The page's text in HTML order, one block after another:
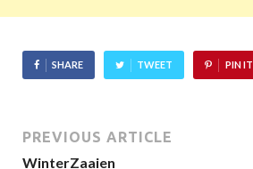
SHARE TWEET PIN IT
PREVIOUS ARTICLE
WinterZaaien